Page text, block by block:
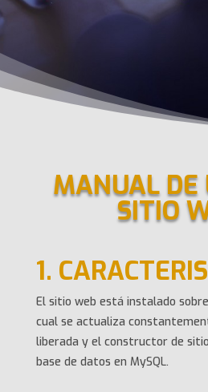
MANUAL DE
SITIO
1.
El sitio web está instalado
cual se actualiza
liberada y el constructor de
base de datos en MySQL.